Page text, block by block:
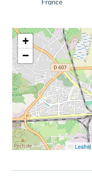
France
+
−
Leaflet